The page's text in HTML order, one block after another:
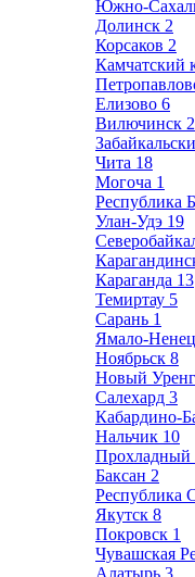
Южно-
Долинск 2
Корсаков 2
Камчатский
Елизово 6
Вилючинск 2
Чита 18
Могоча 1
Республика
Улан-Удэ 19
Караганда 13
Темиртау 5
Сарань 1
Ямало-
Ноябрьск 8
Новый
Салехард 3
Кабардино-
Нальчик 10
Прохладный
Баксан 2
Республика
Якутск 8
Покровск 1
Чувашская
Алатырь 3